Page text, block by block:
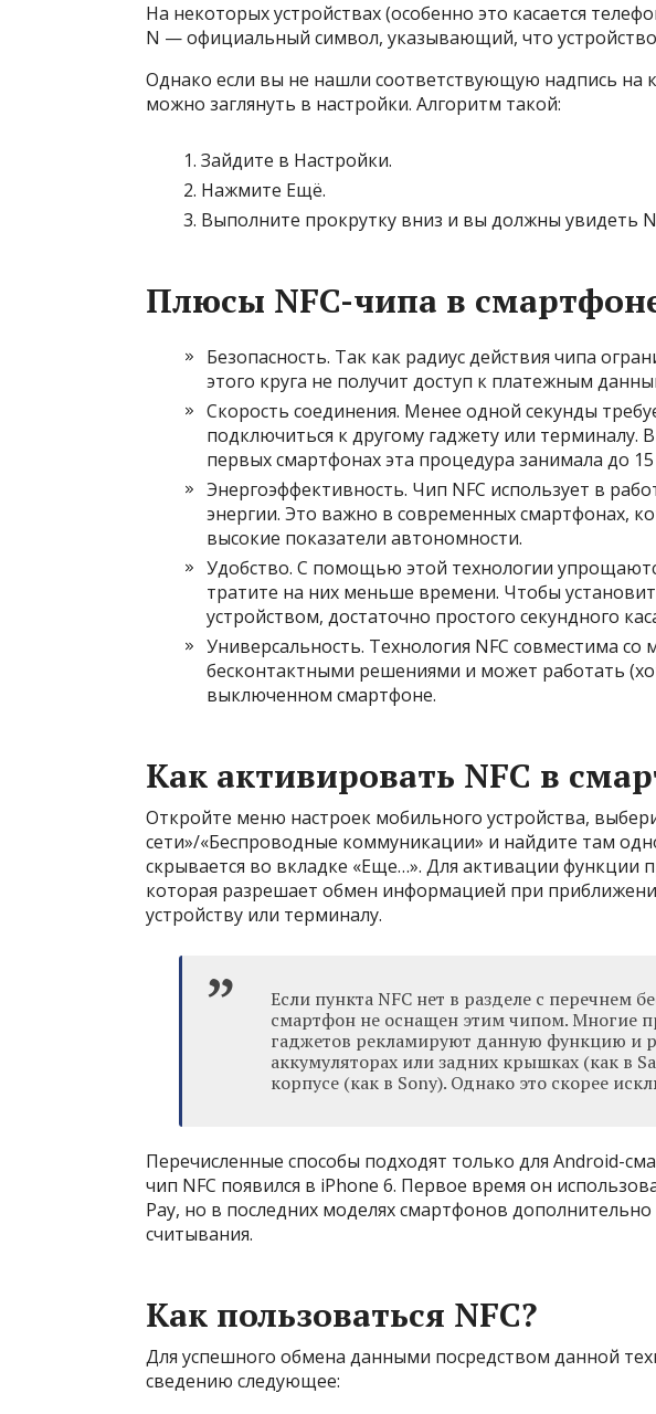
На некоторых устройствах (особенно это касается
N — официальный символ, указывающий, что
Однако если вы не нашли соответствующую надпись на
можно заглянуть в настройки. Алгоритм такой:
Зайдите в Настройки.
Нажмите Ещё.
Выполните прокрутку вниз и вы должны увидеть
Плюсы NFC-чипа в
Безопасность. Так как радиус действия чипа
этого круга не получит доступ к платежным
Скорость соединения. Менее одной секунды
подключиться к другому гаджету или терминалу.
первых смартфонах эта процедура занимала до 15
Энергоэффективность. Чип NFC использует в
энергии. Это важно в современных смартфонах,
высокие показатели автономности.
Удобство. С помощью этой технологии
тратите на них меньше времени. Чтобы
устройством, достаточно простого секундного
Универсальность. Технология NFC совместима
бесконтактными решениями и может работать
выключенном смартфоне.
Как активировать NFC в
Откройте меню настроек мобильного устройства,
сети»/«Беспроводные коммуникации» и найдите там
скрывается во вкладке «Еще…». Для активации функции
которая разрешает обмен информацией при
устройству или терминалу.
Если пункта NFC нет в разделе с перечнем
смартфон не оснащен этим чипом. Многие
гаджетов рекламируют данную функцию и
аккумуляторах или задних крышках (как в
корпусе (как в Sony). Однако это скорее
Перечисленные способы подходят только для Android-
чип NFC появился в iPhone 6. Первое время он
Pay, но в последних моделях смартфонов
считывания.
Как пользоваться NFC?
Для успешного обмена данными посредством данной
сведению следующее: